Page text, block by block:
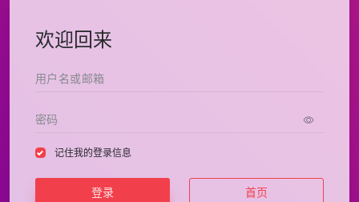
欢迎回来
记住我的登录信息
登录 首页